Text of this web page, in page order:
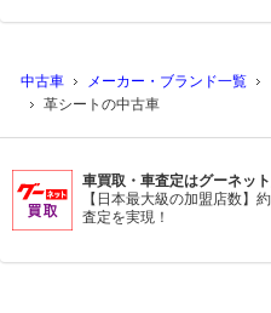
中古車 メーカー・ブランド一覧
革シートの中古車
車買取・車査定はグーネッ
【日本最大級の加盟店数】
査定を実現！